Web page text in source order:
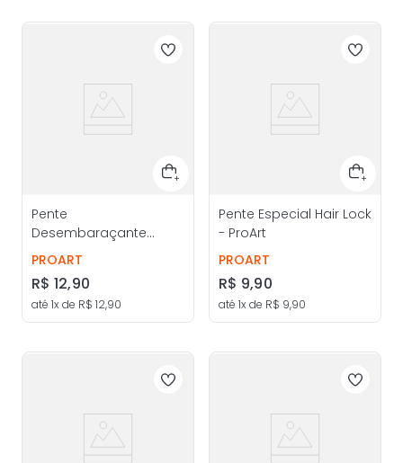
Pente
Desembaraçante
Dentes Longos Preto -
PROART
R$ 12,90
até 1x de R$ 12,90
Pente Especial Hair Lock
- ProArt
PROART
R$ 9,90
até 1x de R$ 9,90